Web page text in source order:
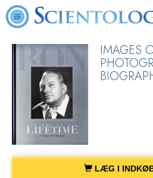
IMAGES
LÆG I